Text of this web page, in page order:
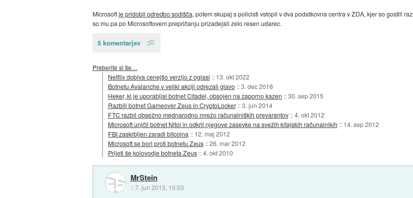
Microsoftje pridobil odredbo sodišča, potem skupaj s policisti vstopil v dva podatkovna centra v ZDA, kjer so gostili
so mu pa po Microsoftovem prepričanju prizadejali zelo resen udarec.
5 komentarjev
Preberite si še…
Netflix dobiva cenejšo verzijo z oglasi :: 13. okt 2022
Botnetu Avalanche v veliki akciji odrezali glavo ::3. dec 2016
Heker, ki je uporabljal botnet Citadel, obsojen na zaporno kazen ::30. sep 2015
Razbili botnet Gameover Zeus in CryptoLocker ::3. jun 2014
FTC razbil obsežno mednarodno mrežo računalniških prevarantov ::4. okt 2012
Microsoft uničil botnet Nitol in odkril njegove zasevke na svežih kitajskih računalnikih :: 14. sep 2012
FBI zaskrbljen zaradi bitcoina :: 12. maj 2012
Microsoft se bori proti botnetu Zeus ::26. mar 2012
Prijeti še kolovodje botneta Zeus ::4. okt 2010
MrStein
::7. jun 2013, 16:53